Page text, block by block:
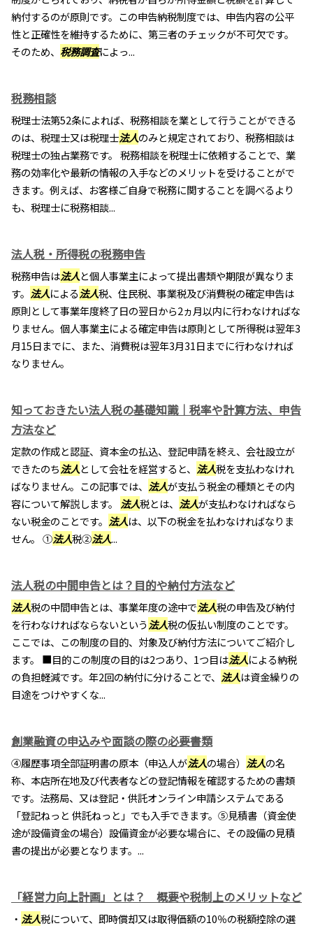
納付するのが原則です。この申告納税制度では、申告内容の公平
性と正確性を維持するために、第三者のチェックが不可欠です。
そのため、 税務調査によっ...
税務相談
税理士法第52条によれば、税務相談を業として行うことができる
のは、税理士又は税理士法人のみと規定されており、税務相談は
税理士の独占業務です。 税務相談を税理士に依頼することで、業
務の効率化や最新の情報の入手などのメリットを受けることがで
きます。例えば、お客様ご自身で税務に関することを調べるより
も、税理士に税務相談...
法人税・所得税の税務申告
税務申告は法人と個人事業主によって提出書類や期限が異なりま
す。 法人による法人税、住民税、事業税及び消費税の確定申告は
原則として事業年度終了日の翌日から2ヵ月以内に行わなければな
りません。個人事業主による確定申告は原則として所得税は翌年3
月15日までに、また、消費税は翌年3月31日までに行わなければ
なりません。
知っておきたい法人税の基礎知識｜税率や計算方法、申告
方法など
定款の作成と認証、資本金の払込、登記申請を終え、会社設立が
できたのち法人として会社を経営すると、 法人税を支払わなけれ
ばなりません。この記事では、 法人が支払う税金の種類とその内
容について解説します。 法人税とは、 法人が支払わなければなら
ない税金のことです。 法人は、以下の税金を払わなければなりま
せん。 ①法人税②法人...
法人税の中間申告とは？目的や納付方法など
法人税の中間申告とは、事業年度の途中で法人税の申告及び納付
を行わなければならないという法人税の仮払い制度のことです。
ここでは、この制度の目的、対象及び納付方法についてご紹介し
ます。 ■目的この制度の目的は2つあり、1つ目は法人による納税
の負担軽減です。年2回の納付に分けることで、 法人は資金繰りの
目途をつけやすくな...
創業融資の申込みや面談の際の必要書類
④履歴事項全部証明書の原本（申込人が法人の場合） 法人の名
称、本店所在地及び代表者などの登記情報を確認するための書類
です。法務局、又は登記・供託オンライン申請システムである
「登記ねっと 供託ねっと」でも入手できます。⑤見積書（資金使
途が設備資金の場合）設備資金が必要な場合に、その設備の見積
書の提出が必要となります。...
「経営力向上計画」とは？ 概要や税制上のメリットなど
・ 法人税について、即時償却又は取得価額の10％の税額控除の選